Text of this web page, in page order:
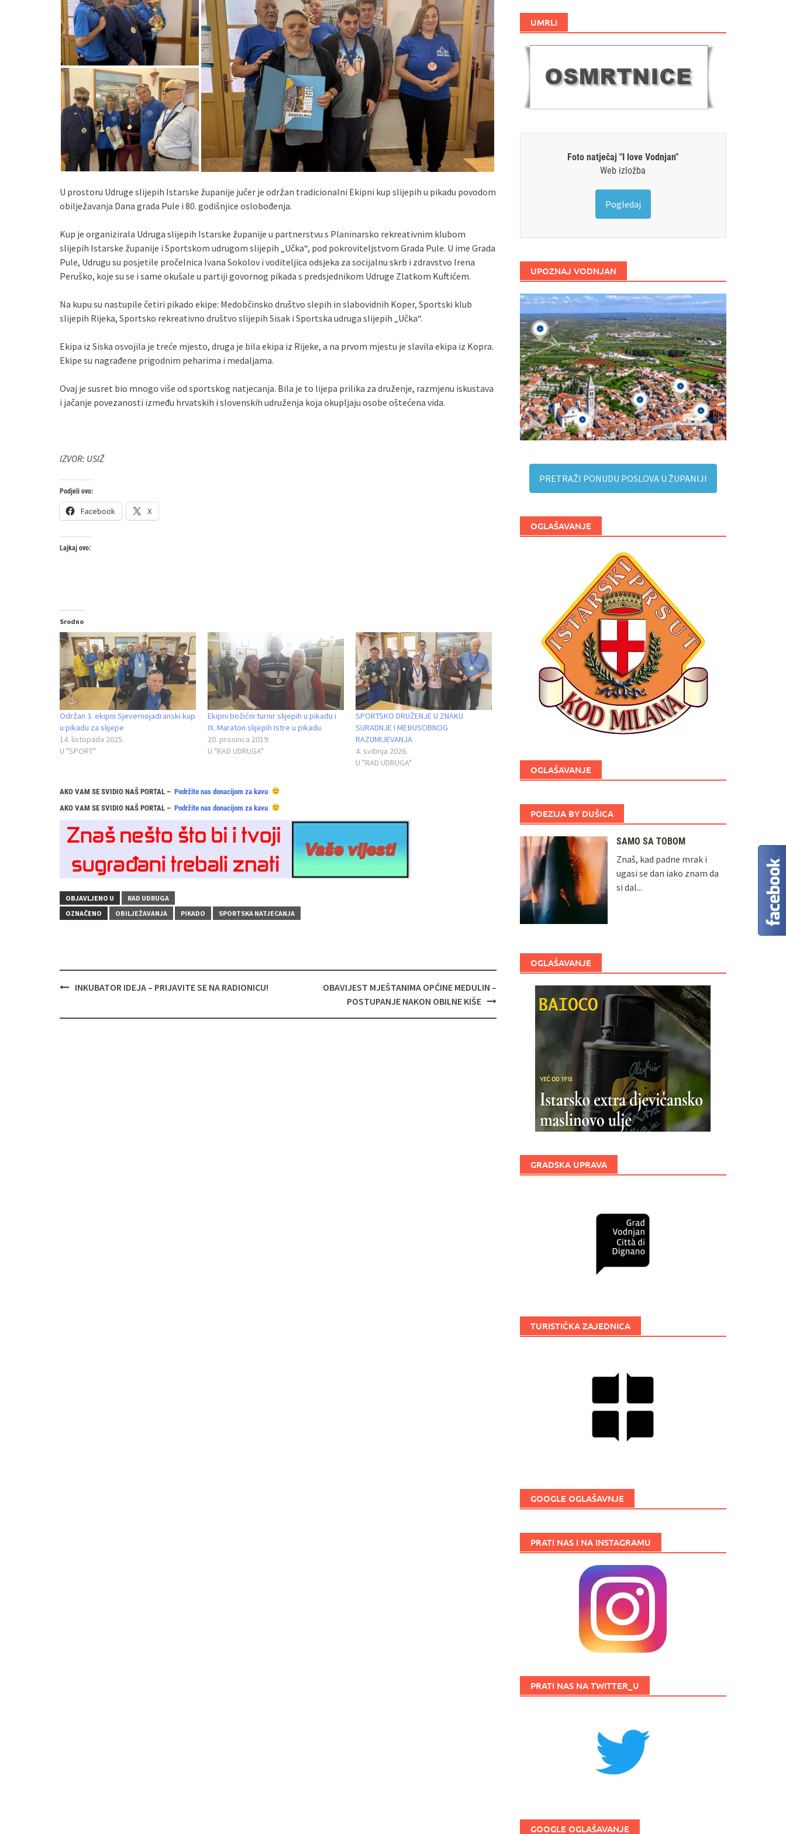
U prostoru Udruge slijepih Istarske županije jučer je održan tradicionalni Ekipni kup slijepih u pikadu povodom
obilježavanja Dana grada Pule i 80. godišnjice oslobođenja.
Kup je organizirala Udruga slijepih Istarske županije u partnerstvu s Planinarsko rekreativnim klubom
slijepih Istarske županije i Sportskom udrugom slijepih „Učka“, pod pokroviteljstvom Grada Pule. U ime Grada
Pule, Udrugu su posjetile pročelnica Ivana Sokolov i voditeljica odsjeka za socijalnu skrb i zdravstvo Irena
Peruško, koje su se i same okušale u partiji govornog pikada s predsjednikom Udruge Zlatkom Kuftićem.
Na kupu su nastupile četiri pikado ekipe: Medobčinsko društvo slepih in slabovidnih Koper, Sportski klub
slijepih Rijeka, Sportsko rekreativno društvo slijepih Sisak i Sportska udruga slijepih „Učka“.
Ekipa iz Siska osvojila je treće mjesto, druga je bila ekipa iz Rijeke, a na prvom mjestu je slavila ekipa iz Kopra.
Ekipe su nagrađene prigodnim peharima i medaljama.
Ovaj je susret bio mnogo više od sportskog natjecanja. Bila je to lijepa prilika za druženje, razmjenu iskustava
i jačanje povezanosti između hrvatskih i slovenskih udruženja koja okupljaju osobe oštećena vida.
IZVOR: USIŽ
Podjeli ovo:
Facebook X
Lajkaj ovo:
Srodno
Održan 3. ekipni Sjevernojadranski kup
u pikadu za slijepe
14. listopada 2025.
U "SPORT"
Ekipni božićni turnir slijepih u pikadu i
IX. Maraton slijepih Istre u pikadu.
20. prosinca 2019.
U "RAD UDRUGA"
SPORTSKO DRUŽENJE U ZNAKU
SURADNJE I MEĐUSOBNOG
RAZUMIJEVANJA
4. svibnja 2026.
U "RAD UDRUGA"
AKO VAM SE SVIDIO NAŠ PORTAL – Podržite nas donacijom za kavu
AKO VAM SE SVIDIO NAŠ PORTAL – Podržite nas donacijom za kavu
OBJAVLJENO U
RAD UDRUGA
OZNAČENO
OBILJEŽAVANJA PIKADO SPORTSKA NATJECANJA
Navigacija
INKUBATOR IDEJA – PRIJAVITE SE NA RADIONICU!
OBAVIJEST MJEŠTANIMA OPĆINE MEDULIN –
POSTUPANJE NAKON OBILNE KIŠE
UMRLI
Foto natječaj "I love Vodnjan"
Web izložba
Pogledaj
UPOZNAJ VODNJAN
PRETRAŽI PONUDU POSLOVA U ŽUPANIJI
OGLAŠAVANJE
OGLAŠAVANJE
POEZIJA BY DUŠICA
SAMO SA TOBOM
Znaš, kad padne mrak i
ugasi se dan iako znam da
si dal...
OGLAŠAVANJE
GRADSKA UPRAVA
TURISTIČKA ZAJEDNICA
GOOGLE OGLAŠAVNJE
PRATI NAS I NA INSTAGRAMU
PRATI NAS NA TWITTER_U
GOOGLE OGLAŠAVANJE